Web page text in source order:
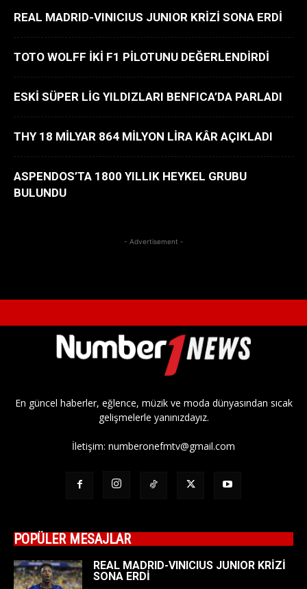
REAL MADRID-VINICIUS JUNIOR KRİZİ SONA ERDİ
TOTO WOLFF İKİ F1 PİLOTUNU DEĞERLENDİRDİ
ESKİ SÜPER LİG YILDIZLARI BENFICA’DA PARLADI
THY 18 MİLYAR 864 MİLYON LİRA KÂR AÇIKLADI
ASPENDOS’TA 1800 YILLIK HEYKEL GRUBU
BULUNDU
- Advertisement -
En güncel haberler, eğlence, müzik ve moda dünyasından sıcak
gelişmelerle yanınızdayız.
İletişim: numberonefmtv@gmail.com
POPÜLER MESAJLAR
REAL MADRID-VINICIUS JUNIOR KRİZİ
SONA ERDİ